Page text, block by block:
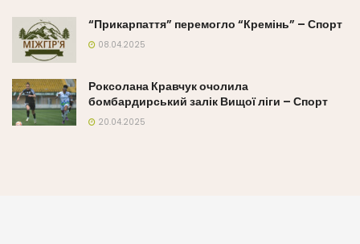
“Прикарпаття” перемогло “Кремінь” – Спорт
08.04.2025
Роксолана Кравчук очолила
бомбардирський залік Вищої ліги – Спорт
20.04.2025